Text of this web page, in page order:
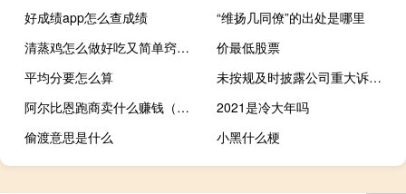
好成绩app怎么查成绩
“维扬几同僚”的出处是哪里
清蒸鸡怎么做好吃又简单窍门（清蒸鸡的家常做法）
价最低股票
平均分要怎么算
未按规及时披露公司重大诉讼仲裁及债务逾期等事项长药控股收山东证监局警示函
阿尔比恩跑商卖什么赚钱（魔域跑商怎么赚钱）
2021是冷大年吗
偷渡意思是什么
小黑什么梗